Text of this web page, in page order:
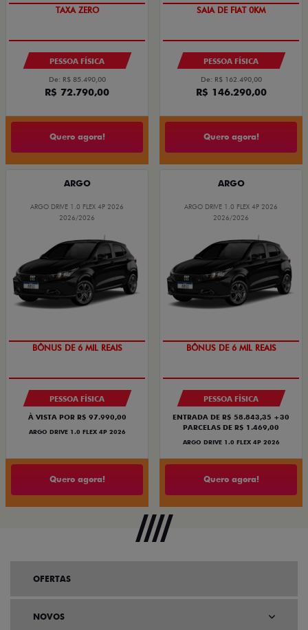
TAXA ZERO
PESSOA FÍSICA
De: R$ 85.490,00
R$ 72.790,00
Quero agora!
SAIA DE FIAT 0KM
PESSOA FÍSICA
De: R$ 162.490,00
R$ 146.290,00
Quero agora!
ARGO
ARGO DRIVE 1.0 FLEX 4P 2026
2026/2026
BÔNUS DE 6 MIL REAIS
PESSOA FÍSICA
À VISTA POR R$ 97.990,00
ARGO DRIVE 1.0 FLEX 4P 2026
Quero agora!
ARGO
ARGO DRIVE 1.0 FLEX 4P 2026
2026/2026
BÔNUS DE 6 MIL REAIS
PESSOA FÍSICA
ENTRADA DE R$ 58.843,35 +30
PARCELAS DE R$ 1.469,00
ARGO DRIVE 1.0 FLEX 4P 2026
Quero agora!
OFERTAS
NOVOS